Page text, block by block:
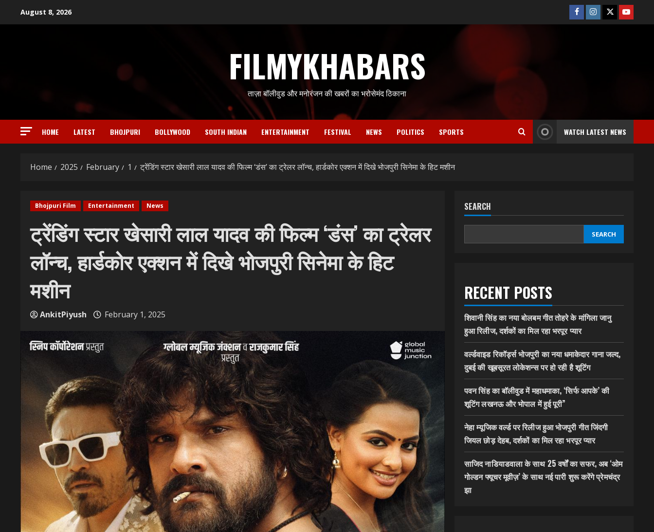
August 8, 2026 Facebook
Instagram
TwitterYoutube
FILMYKHABARS
ताज़ा बॉलीवुड और मनोरंजन की खबरों का भरोसेमंद ठिकाना
HOME LATEST BHOJPURI BOLLYWOOD SOUTH INDIAN ENTERTAINMENT FESTIVAL NEWS POLITICS SPORTS WATCH LATEST NEWS
Home 2025 February 1 ट्रेंडिंग स्टार खेसारी लाल यादव की फिल्म ‘डंस’ का ट्रेलर लॉन्च, हार्डकोर एक्शन में दिखे भोजपुरी सिनेमा के हिट मशीन
Bhojpuri Film Entertainment News
ट्रेंडिंग स्टार खेसारी लाल यादव की फिल्म ‘डंस’ का ट्रेलर
लॉन्च, हार्डकोर एक्शन में दिखे भोजपुरी सिनेमा के हिट
मशीन
AnkitPiyush February 1, 2025
SEARCH
SEARCH
RECENT POSTS
शिवानी सिंह का नया बोलबम गीत तोहरे के मांगिला जानु
हुआ रिलीज, दर्शकों का मिल रहा भरपूर प्यार
वर्ल्डवाइड रिकॉर्ड्स भोजपुरी का नया धमाकेदार गाना जल्द,
दुबई की खूबसूरत लोकेशन्स पर हो रही है शूटिंग
पवन सिंह का बॉलीवुड में महाधमाका, ‘सिर्फ आपके’ की
शूटिंग लखनऊ और भोपाल में हुई पूरी”
नेहा म्यूजिक वर्ल्ड पर रिलीज हुआ भोजपुरी गीत जिंदगी
जियल छोड़ देहब, दर्शकों का मिल रहा भरपूर प्यार
साजिद नाडियाडवाला के साथ 25 वर्षों का सफर, अब ‘ओम
गोल्डन फ्यूचर मूवीज़’ के साथ नई पारी शुरू करेंगे प्रेमचंद्र
झा